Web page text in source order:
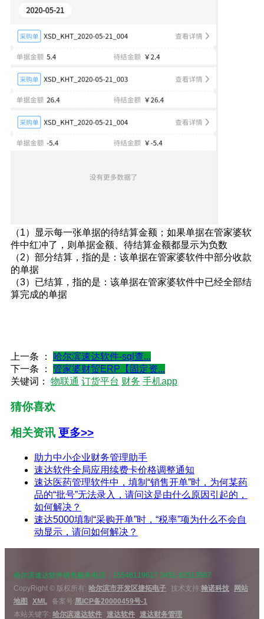
（1）显示每一张单据的待结算金额；如果单据在管家婆软
件中红冲了，则单据金额、待结算金额都显示为负数
（2）部分结算，指的是：该单据在管家婆软件中部分收款
的单据
（3）已结算，指的是：该单据在管家婆软件中已经全部结
算完成的单据
上一条 ：
哈尔滨速达软件-sql查...
下一条 ：
管家婆财贸ERP【固定资...
关键词： 物联通 订货平台 财务 手机app
猜你喜欢
相关资讯 更多>>
助力中小企业财务管理助手
速达软件全局应用续费卡价格调整通知
速达医药管理软件中，填制“销售开单”时，为何某药
品的“批号”无法录入，请问这是由什么原因引起的，
如何解决？
速达5000填制“采购开单”时，“税率”项为什么不会自
动显示，请问如何解决？
哈尔滨速达软件销售服务电话：15546119617 0451-82513567
CopyRight © 版权所有: 哈尔滨市开发区捷拓电子 技术支持:翰诺科技
网站
地图
XML 备案号:黑ICP备20000459号-1
本站关键字: 哈尔滨速达软件 速达软件 速达财务管理